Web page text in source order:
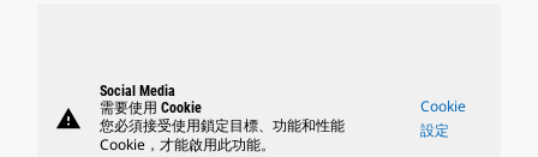
warning
Social Media
需要使用 Cookie
您必須接受使用鎖定目標、功能和性能
Cookie，才能啟用此功能。
Cookie
設定